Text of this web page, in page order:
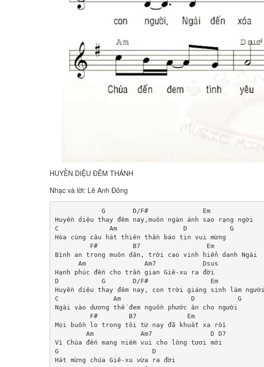
HUYỀN DIỆU ĐÊM THÁNH
Nhạc và lời: Lê Anh Đông
            G       D/F#              Em
Huyền diệu thay đêm nay,muôn ngàn ánh sao rạng ngời
C             Am                 D           G
Hòa cùng câu hát thiên thần báo tin vui mừng
         F#         B7                 Em
Bình an trong muôn dân, trời cao vinh hiển danh Ngài
      Am               Am7            Dsus
Hạnh phúc đến cho trần gian Giê-xu ra đời
D           G       D/F#                Em
Huyền diệu thay đêm nay, con trời giáng sinh làm người
C              Am                  D           G
Ngài vào dương thế đem nguồn phước ân cho người
         F#        B7             Em
Mọi buồn lo trong tôi từ nay đã khuất xa rồi
        Am            Am7               D D7
Vì Chúa đến mang niềm vui cho lòng tươi mới
G                        D
Hát mừng chúa Giê-xu vừa ra đời